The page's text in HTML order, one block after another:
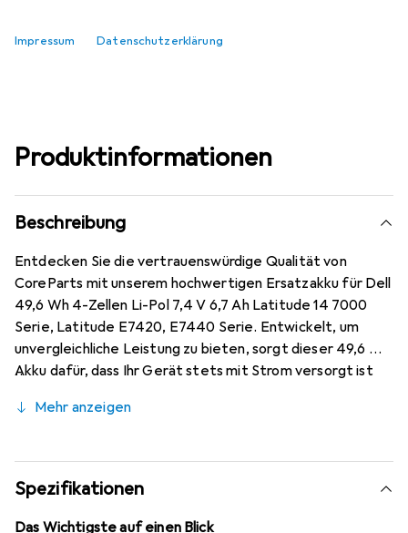
Impressum Datenschutzerklärung
Produktinformationen
Beschreibung
Entdecken Sie die vertrauenswürdige Qualität von
CoreParts mit unserem hochwertigen Ersatzakku für Dell
49,6 Wh 4-Zellen Li-Pol 7,4 V 6,7 Ah Latitude 14 7000
Serie, Latitude E7420, E7440 Serie. Entwickelt, um
unvergleichliche Leistung zu bieten, sorgt dieser 49,6 Wh
Akku dafür, dass Ihr Gerät stets mit Strom versorgt ist
China mit strengen Qualitätskontrollen, erfüllt jede
Langlebigkeit. Unterstützt von einer 12-monatigen
Garantie bieten Ihnen CoreParts-Produkte Vertrauen
bei jedem Einsatz, da Sie in Nachhaltigkeit und
Kosteneffizienz investieren. Unsere einfach zu
Mehr anzeigen
Spezifikationen
Das Wichtigste auf einen Blick